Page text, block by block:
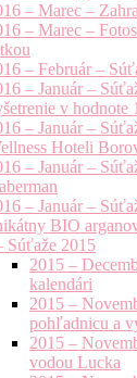
– Marec –
– Marec –
– Február –
– Január –
v hodnote
– Január –
Hoteli
– Január –
– Január –
BIO
2015
2015 –
kalendári
2015 –
pohľadnicu a
2015 –
vodou Lucka